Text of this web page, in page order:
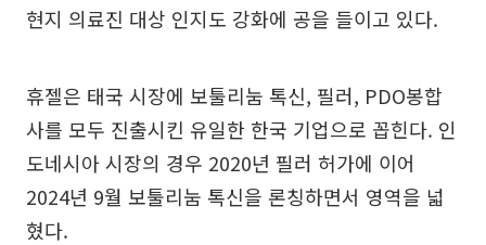
현지 의료진 대상 인지도 강화에 공을 들이고 있다.
휴젤은 태국 시장에 보툴리눔 톡신, 필러, PDO봉합
사를 모두 진출시킨 유일한 한국 기업으로 꼽힌다. 인
도네시아 시장의 경우 2020년 필러 허가에 이어
2024년 9월 보툴리눔 톡신을 론칭하면서 영역을 넓
혔다.